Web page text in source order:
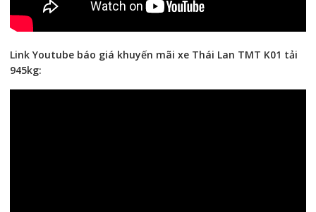
Link Youtube báo giá khuyến mãi xe Thái Lan TMT K01 tải
945kg: